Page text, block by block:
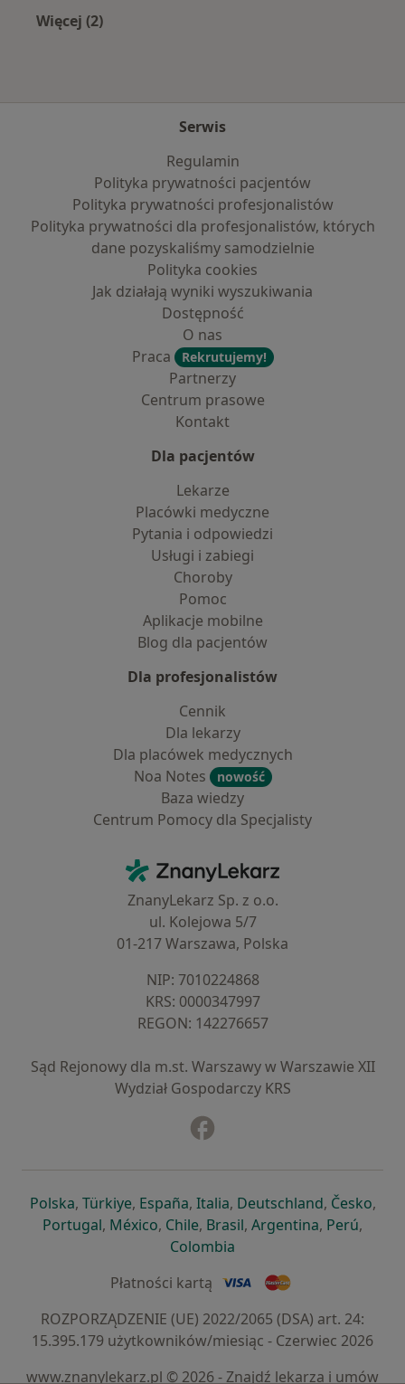
Więcej (2)
Serwis
Regulamin
Polityka prywatności pacjentów
Polityka prywatności profesjonalistów
Polityka prywatności dla profesjonalistów, których
dane pozyskaliśmy samodzielnie
Polityka cookies
Jak działają wyniki wyszukiwania
Dostępność
O nas
Praca
Rekrutujemy!
Partnerzy
Centrum prasowe
Kontakt
Dla pacjentów
Lekarze
Placówki medyczne
Pytania i odpowiedzi
Usługi i zabiegi
Choroby
Pomoc
Aplikacje mobilne
Blog dla pacjentów
Dla profesjonalistów
Cennik
Dla lekarzy
Dla placówek medycznych
Noa Notes
nowość
Baza wiedzy
Centrum Pomocy dla Specjalisty
ZnanyLekarz - Strona główna
ZnanyLekarz Sp. z o.o.
ul. Kolejowa 5/7
01-217 Warszawa, Polska
NIP: ⁠7010224868
KRS: ⁠0000347997
REGON: ⁠142276657
Sąd Rejonowy dla m.st. Warszawy w Warszawie XII
Wydział Gospodarczy KRS
Polskaotwiera się w nowej karcie
, Türkiyeotwiera się w nowej karcie
, Españaotwiera się w nowej karcie
, Italiaotwiera się w nowej
, Deutschlandotwiera się
, Česko,
Portugalotwiera się w nowej karcie
, Méxicootwiera się w nowej karcie
, Chileotwiera się w nowej karcie
, Brasilotwiera się w nowej
, Argentinaotwiera się
, Perú,
Colombia
Płatności kartą
ROZPORZĄDZENIE (UE) 2022/2065 (DSA) art. 24:
15.395.179 użytkowników/miesiąc - Czerwiec 2026
www.znanylekarz.pl © 2026 - Znajdź lekarza i umów